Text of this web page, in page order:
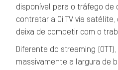
disponível para o tráfego de
contratar a Oi TV via
deixa de competir com o
Diferente do streaming
massivamente a largura de